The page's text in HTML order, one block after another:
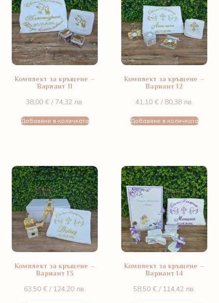
Комплект за кръщене –
Вариант 11
38,00 € / 74,32 лв.
Добавяне в количката
Комплект за кръщене –
Вариант 12
41,10 € / 80,38 лв.
Добавяне в количката
Комплект за кръщене –
Вариант 13
63,50 € / 124,20 лв.
Комплект за кръщене –
Вариант 14
58,50 € / 114,42 лв.